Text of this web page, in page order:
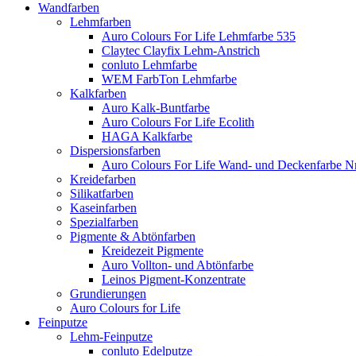
Wandfarben
Lehmfarben
Auro Colours For Life Lehmfarbe 535
Claytec Clayfix Lehm-Anstrich
conluto Lehmfarbe
WEM FarbTon Lehmfarbe
Kalkfarben
Auro Kalk-Buntfarbe
Auro Colours For Life Ecolith
HAGA Kalkfarbe
Dispersionsfarben
Auro Colours For Life Wand- und Deckenfarbe
Kreidefarben
Silikatfarben
Kaseinfarben
Spezialfarben
Pigmente & Abtönfarben
Kreidezeit Pigmente
Auro Vollton- und Abtönfarbe
Leinos Pigment-Konzentrate
Grundierungen
Auro Colours for Life
Feinputze
Lehm-Feinputze
conluto Edelputze